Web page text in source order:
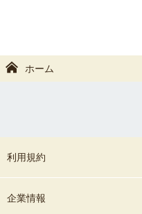
ホーム
利用規約
企業情報